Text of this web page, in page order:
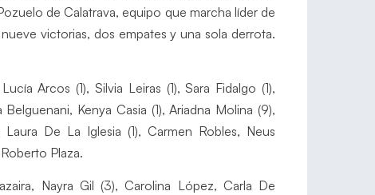
de Calatrava, equipo que marcha líder de
victorias, dos empates y una sola derrota.
Arcos (1), Silvia Leiras (1), Sara Fidalgo (1),
Kenya Casia (1), Ariadna Molina (9),
De La Iglesia (1), Carmen Robles, Neus
Plaza.
Nayra Gil (3), Carolina López, Carla De